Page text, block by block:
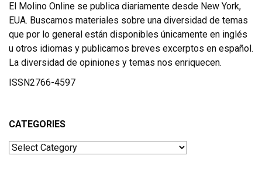
El Molino Online se publica diariamente desde New York,
EUA. Buscamos materiales sobre una diversidad de temas
que por lo general están disponibles únicamente en inglés
u otros idiomas y publicamos breves excerptos en español.
La diversidad de opiniones y temas nos enriquecen.
ISSN2766-4597
CATEGORIES
Categories